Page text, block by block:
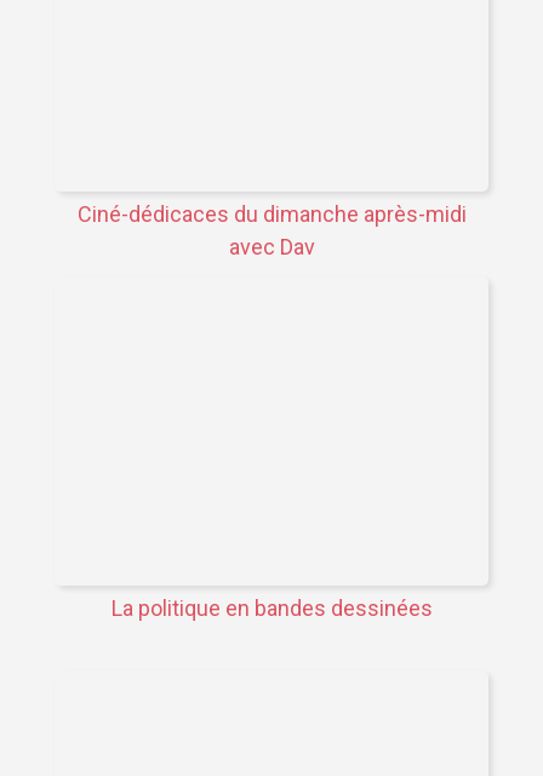
Ciné-dédicaces du dimanche après-midi
avec Dav
La politique en bandes dessinées